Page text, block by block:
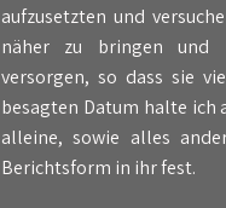
aufzusetzten und
näher zu bringen und
versorgen, so dass sie
besagten Datum halte ich
alleine, sowie alles
Berichtsform in ihr fest.